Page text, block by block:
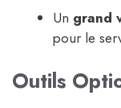
Un grand
pour le
Outils